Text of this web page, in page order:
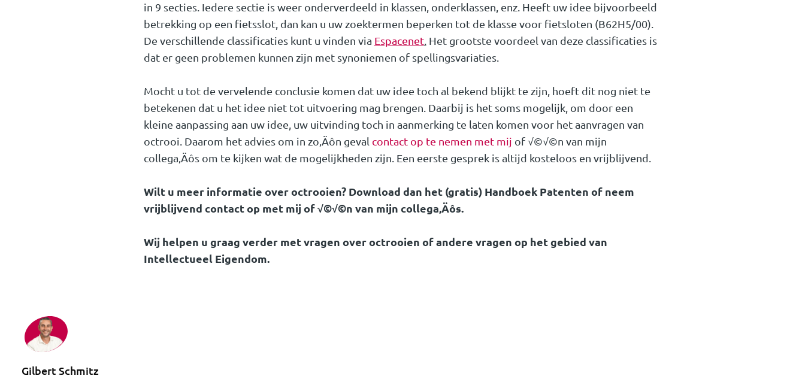
in 9 secties. Iedere sectie is weer onderverdeeld in klassen, onderklassen, enz. Heeft uw idee bijvoorbeeld
betrekking op een fietsslot, dan kan u uw zoektermen beperken tot de klasse voor fietsloten (B62H5/00).
De verschillende classificaties kunt u vinden via Espacenet. Het grootste voordeel van deze classificaties is
dat er geen problemen kunnen zijn met synoniemen of spellingsvariaties.
Mocht u tot de vervelende conclusie komen dat uw idee toch al bekend blijkt te zijn, hoeft dit nog niet te
betekenen dat u het idee niet tot uitvoering mag brengen. Daarbij is het soms mogelijk, om door een
kleine aanpassing aan uw idee, uw uitvinding toch in aanmerking te laten komen voor het aanvragen van
octrooi. Daarom het advies om in zo‚Äôn geval contact op te nemen met mij of √©√©n van mijn
collega‚Äôs om te kijken wat de mogelijkheden zijn. Een eerste gesprek is altijd kosteloos en vrijblijvend.
Wilt u meer informatie over octrooien? Download dan het (gratis) Handboek Patenten of neem
vrijblijvend contact op met mij of √©√©n van mijn collega‚Äôs.
Wij helpen u graag verder met vragen over octrooien of andere vragen op het gebied van
Intellectueel Eigendom.
Gilbert Schmitz